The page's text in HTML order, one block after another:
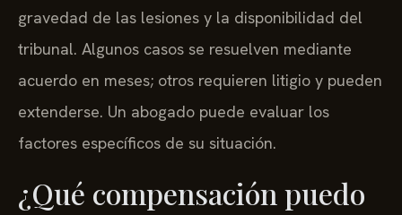
gravedad de las lesiones y la disponibilidad del
tribunal. Algunos casos se resuelven mediante
acuerdo en meses; otros requieren litigio y pueden
extenderse. Un abogado puede evaluar los
factores específicos de su situación.
¿Qué compensación puedo